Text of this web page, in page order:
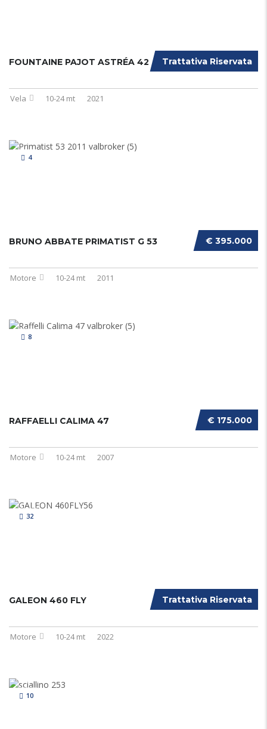
Trattativa Riservata
FOUNTAINE PAJOT ASTRÉA 42
Vela 10-24 mt 2021
4
€ 395.000
BRUNO ABBATE PRIMATIST G 53
Motore 10-24 mt 2011
8
€ 175.000
RAFFAELLI CALIMA 47
Motore 10-24 mt 2007
32
Trattativa Riservata
GALEON 460 FLY
Motore 10-24 mt 2022
10